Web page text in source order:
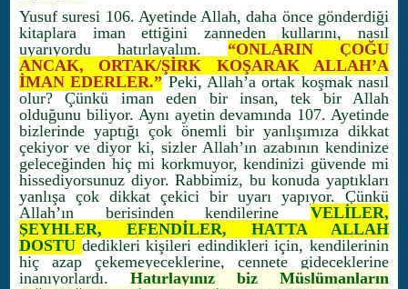
Yusuf suresi 106. Ayetinde Allah, daha önce gönderdiği
kitaplara iman ettiğini zanneden kullarını, nasıl
uyarıyordu hatırlayalım. “ONLARIN ÇOĞU
ANCAK, ORTAK/ŞİRK KOŞARAK ALLAH’A
İMAN EDERLER.” Peki, Allah’a ortak koşmak nasıl
olur? Çünkü iman eden bir insan, tek bir Allah
olduğunu biliyor. Aynı ayetin devamında 107. Ayetinde
bizlerinde yaptığı çok önemli bir yanlışımıza dikkat
çekiyor ve diyor ki, sizler Allah’ın azabının kendinize
geleceğinden hiç mi korkmuyor, kendinizi güvende mi
hissediyorsunuz diyor. Rabbimiz, bu konuda yaptıkları
yanlışa çok dikkat çekici bir uyarı yapıyor. Çünkü
Allah’ın berisinden kendilerine VELİLER,
ŞEYHLER, EFENDİLER, HATTA ALLAH
DOSTU dedikleri kişileri edindikleri için, kendilerinin
hiç azap çekemeyeceklerine, cennete gideceklerine
inanıyorlardı. Hatırlayınız biz Müslümanların